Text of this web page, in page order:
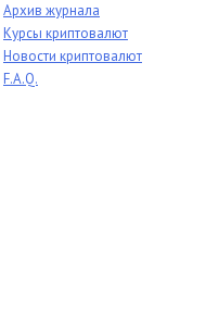
Архив журнала
Курсы криптовалют
Новости криптовалют
F.A.Q.